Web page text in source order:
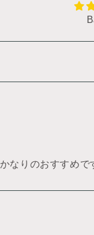
なりのおすすめで